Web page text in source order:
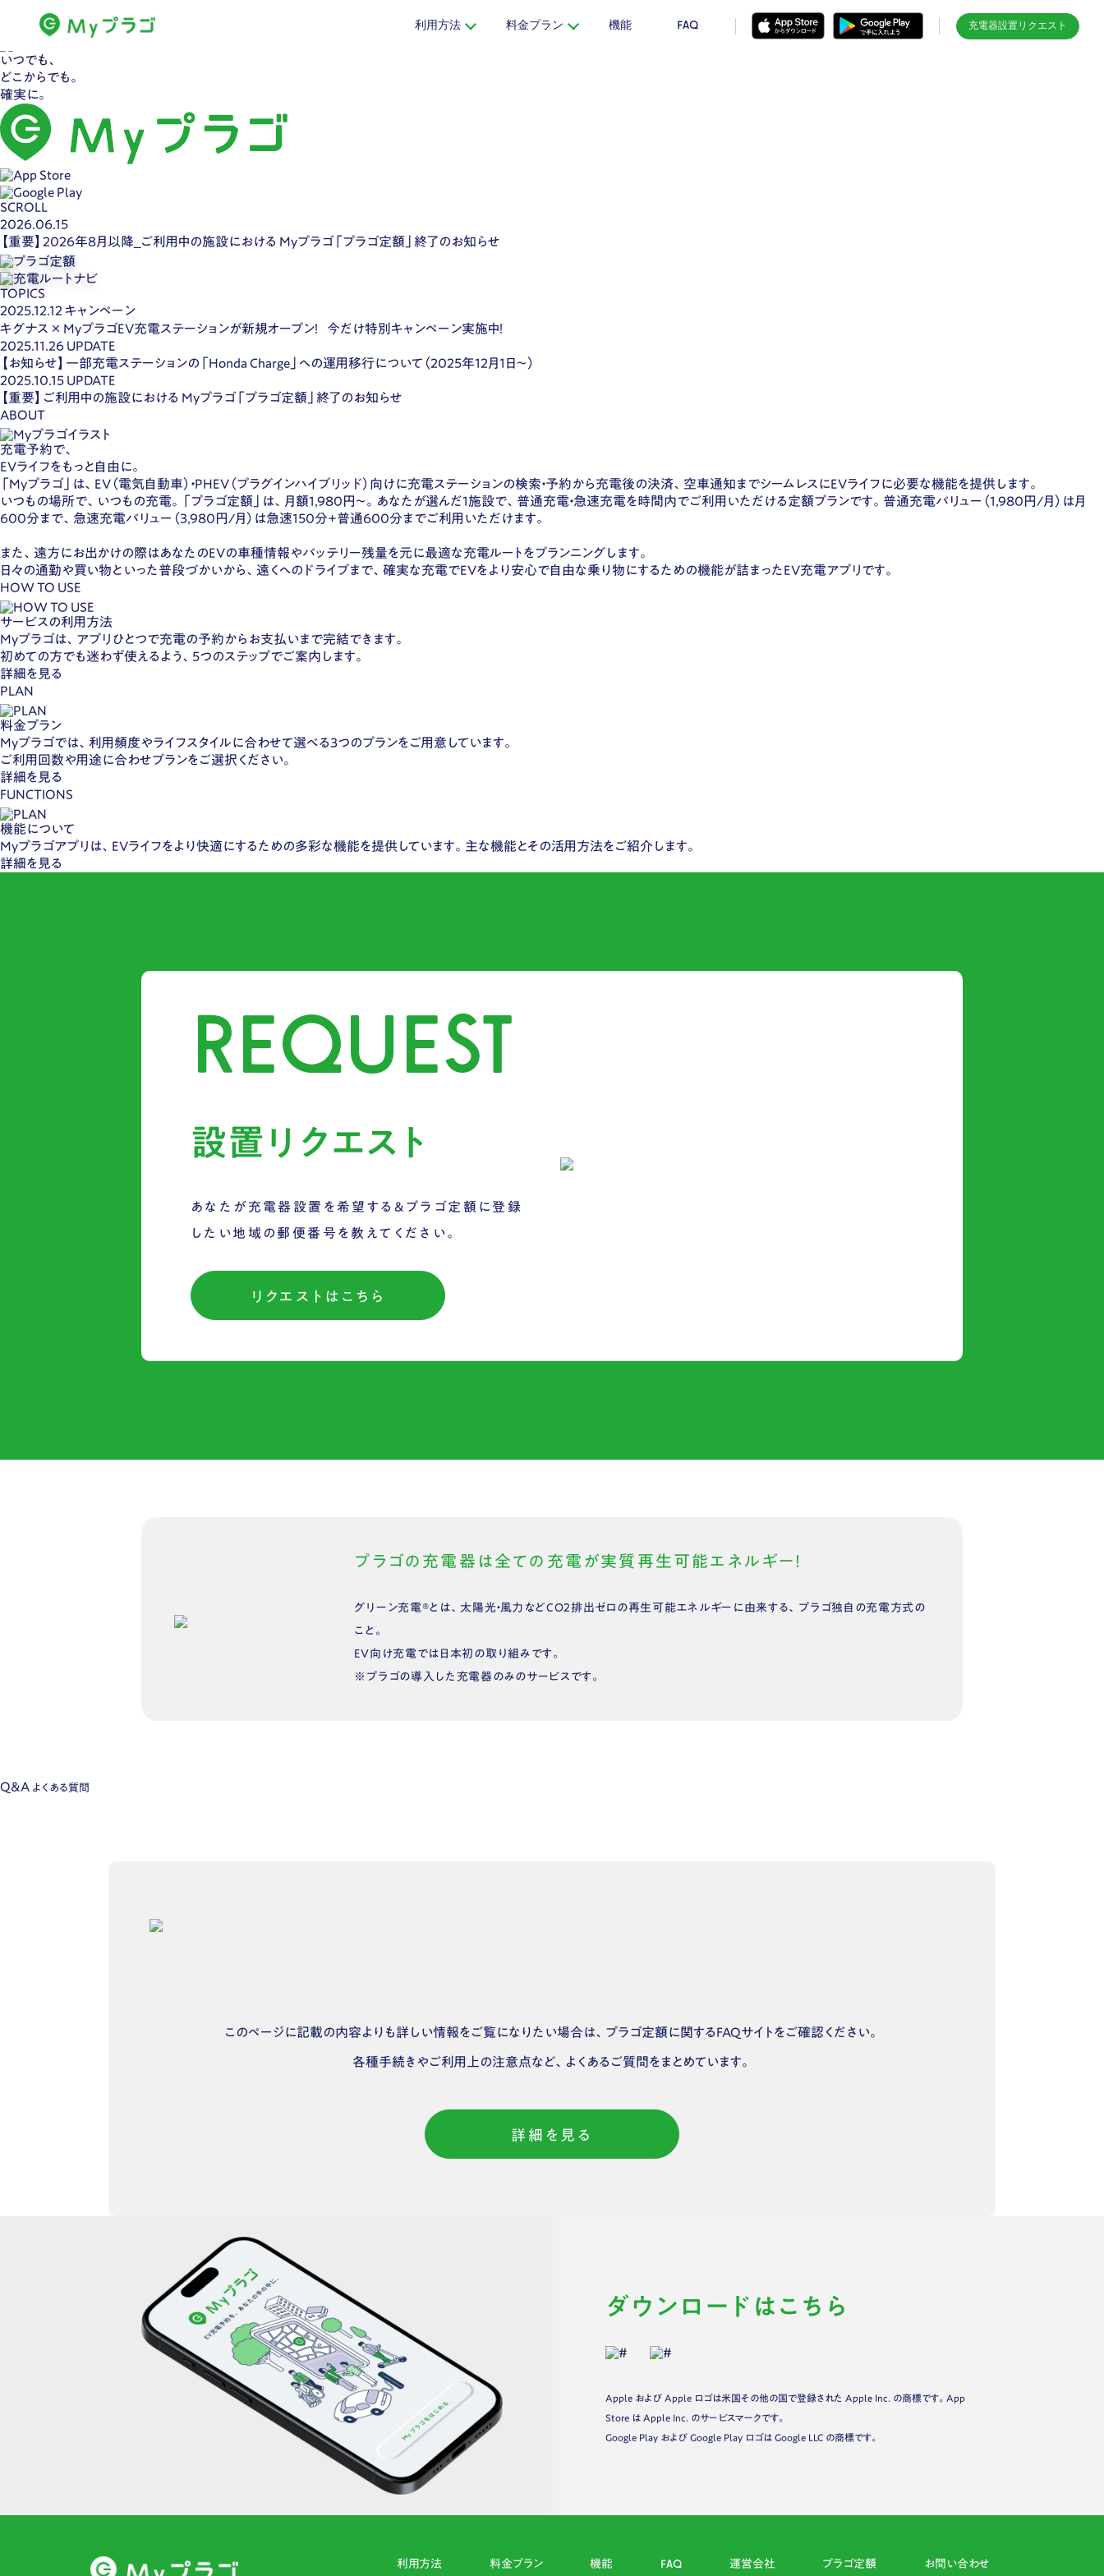
利用方法 料金プラン 機能 FAQ 充電器設置リクエスト
いつでも、
どこからでも。
確実に。
SCROLL
2026.06.15
【重要】2026年8月以降_ご利用中の施設における Myプラゴ「プラゴ定額」終了のお知らせ
TOPICS
2025.12.12 キャンペーン
キグナス × MyプラゴEV充電ステーションが新規オープン！ 今だけ特別キャンペーン実施中！
2025.11.26 UPDATE
【お知らせ】一部充電ステーションの「Honda Charge」への運用移行について（2025年12月1日〜）
2025.10.15 UPDATE
【重要】ご利用中の施設における Myプラゴ「プラゴ定額」終了のお知らせ
ABOUT
充電予約で、
EVライフをもっと自由に。
「Myプラゴ」は、EV（電気自動車）・PHEV（プラグインハイブリッド）向けに充電ステーションの検索・予約から充電後の決済、空車通知までシームレスにEVライフに必要な機能を提供します。
いつもの場所で、いつもの充電。「プラゴ定額」は、月額1,980円〜。あなたが選んだ1施設で、普通充電・急速充電を時間内でご利用いただける定額プランです。普通充電バリュー（1,980円/月）は月
600分まで、急速充電バリュー（3,980円/月）は急速150分+普通600分までご利用いただけます。
また、遠方にお出かけの際はあなたのEVの車種情報やバッテリー残量を元に最適な充電ルートをプランニングします。
日々の通勤や買い物といった普段づかいから、遠くへのドライブまで、確実な充電でEVをより安心で自由な乗り物にするための機能が詰まったEV充電アプリです。
HOW TO USE
サービスの利用方法
Myプラゴは、アプリひとつで充電の予約からお支払いまで完結できます。
初めての方でも迷わず使えるよう、5つのステップでご案内します。
詳細を見る
PLAN
料金プラン
Myプラゴでは、利用頻度やライフスタイルに合わせて選べる3つのプランをご用意しています。
ご利用回数や用途に合わせプランをご選択ください。
詳細を見る
FUNCTIONS
機能について
Myプラゴアプリは、EVライフをより快適にするための多彩な機能を提供しています。​主な機能とその活用方法をご紹介します。
詳細を見る
REQUEST
設置リクエスト
あなたが充電器設置を希望する&プラゴ定額に登録
したい地域の郵便番号を教えてください。
リクエストはこちら
プラゴの充電器は全ての充電が実質再生可能エネルギー！
グリーン充電®︎とは、太陽光・風力などCO2排出ゼロの再生可能エネルギーに由来する、プラゴ独自の充電方式の
こと。
EV向け充電では日本初の取り組みです。
※プラゴの導入した充電器のみのサービスです。
Q&A よくある質問
このページに記載の内容よりも詳しい情報をご覧になりたい場合は、プラゴ定額に関するFAQサイトをご確認ください。
各種手続きやご利用上の注意点など、よくあるご質問をまとめています。
詳細を見る
ダウンロードはこちら
Apple および Apple ロゴは米国その他の国で登録された Apple Inc. の商標です。App
Store は Apple Inc. のサービスマークです。
Google Play および Google Play ロゴは Google LLC の商標です。
利用方法 料金プラン 機能 FAQ 運営会社 プラゴ定額 お問い合わせ